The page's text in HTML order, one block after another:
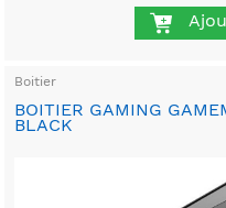
Boitier
BOITIER GAMING
BLACK